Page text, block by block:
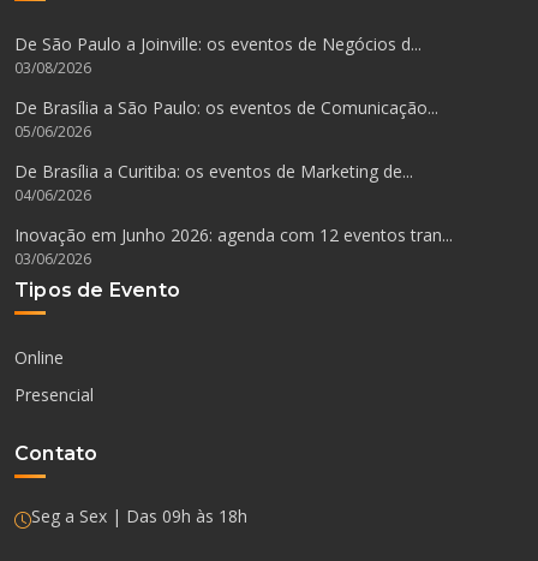
De São Paulo a Joinville: os eventos de Negócios d...
03/08/2026
De Brasília a São Paulo: os eventos de Comunicação...
05/06/2026
De Brasília a Curitiba: os eventos de Marketing de...
04/06/2026
Inovação em Junho 2026: agenda com 12 eventos tran...
03/06/2026
Tipos de Evento
Online
Presencial
Contato
Seg a Sex | Das 09h às 18h